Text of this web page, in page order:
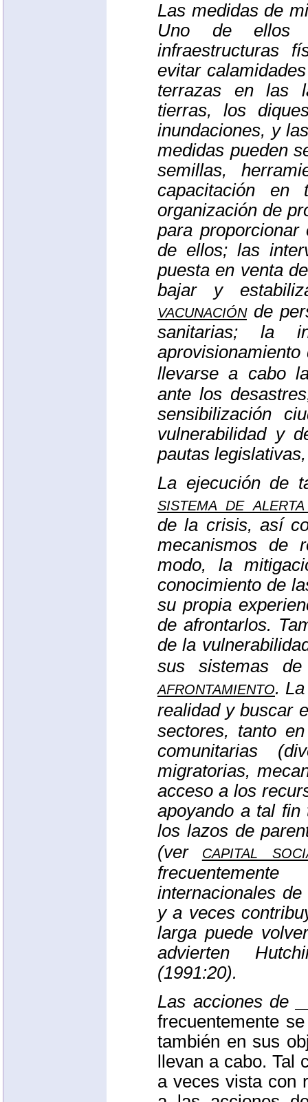
Las medidas de
Uno de ellos
infraestructuras
evitar
terrazas en las
tierras, los
inundaciones, y
medidas pueden
semillas,
capacitación en
organización de
para
de ellos; las
puesta en venta
bajar y
vacunaciónde
sanitarias; la
llevarse a cabo
ante los
sensibilización
vulnerabilidad y
pautas
La ejecución de
sistema de alerta
de la crisis, así
mecanismos de
modo, la
conocimiento de
su propia
de afrontarlos.
de la
sus sistemas
afrontamiento.
realidad y buscar
sectores, tanto
comunitarias
migratorias,
acceso a los
apoyando a tal fin
los lazos de
(ver capital
internacionales
y a veces
larga puede
advierten
(1991:20).
Las acciones de
frecuentemente
también en sus
llevan a cabo.
a veces vista con